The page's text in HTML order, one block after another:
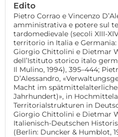
Edito
Pietro Corrao e Vincenzo
amministrativa e potere sul
tardomedievale (secoli XIII-
territorio in Italia e Germania:
Giorgio Chittolini e Dietmar
dell’Istituto storico italo
Il Mulino, 1994), 395–444;
D’Alessandro,
Macht im
Jahrhundert)», in
Territorialstrukturen in
Giorgio Chittolini e Dietmar
Italienisch-Deutschen
(Berlin: Duncker & Humblot,